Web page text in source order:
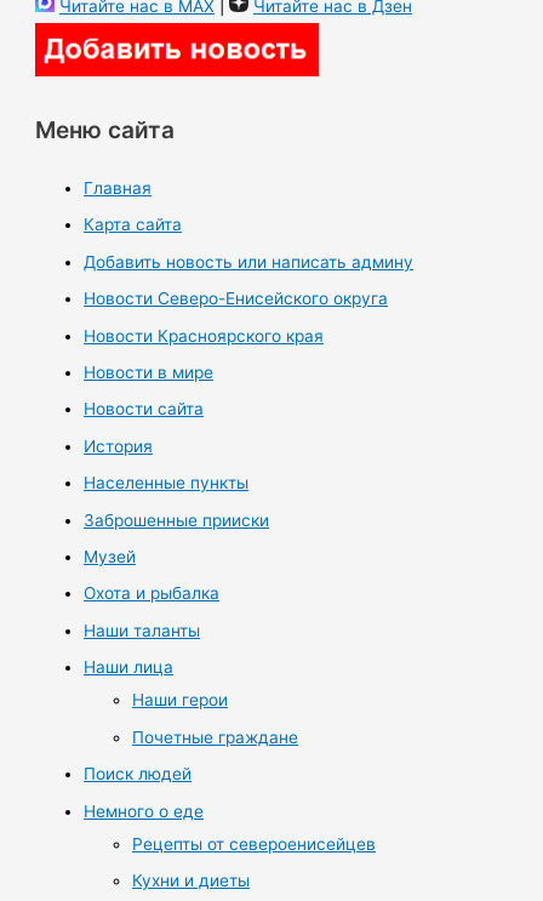
Читайте нас в MAX | Читайте нас в Дзен
Меню сайта
Главная
Карта сайта
Добавить новость или написать админу
Новости Северо-Енисейского округа
Новости Красноярского края
Новости в мире
Новости сайта
История
Населенные пункты
Заброшенные прииски
Музей
Охота и рыбалка
Наши таланты
Наши лица
Наши герои
Почетные граждане
Поиск людей
Немного о еде
Рецепты от североенисейцев
Кухни и диеты